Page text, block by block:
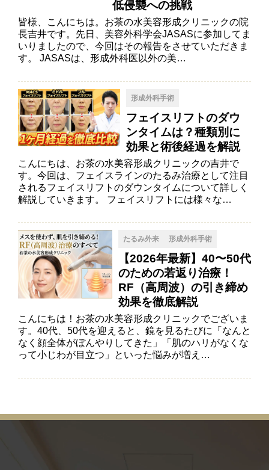
低侵襲への挑戦
皆様、こんにちは。お茶の水美容形成クリニックの院
長吉井です。先日、美容外科学会JASASに参加してま
いりましたので、今回はその報告をさせていただきま
す。 JASASは、形成外科医以外の美…
形成外科手術
フェイスリフトのダウ
ンタイムは？種類別に
効果と術後経過を解説
こんにちは、お茶の水美容形成クリニックの吉井で
す。今回は、フェイスラインのたるみ治療として注目
されるフェイスリフトのダウンタイムについて詳しく
解説していきます。 フェイスリフトには様々な…
たるみ外来 形成外科手術
【2026年最新】40〜50代
のための若返り治療！
RF（高周波）の引き締め
効果を徹底解説
こんにちは！お茶の水美容形成クリニックでございま
す。40代、50代を迎えると、鏡を見るたびに「なんと
なく顔全体がぼんやりしてきた」「肌のハリがなくな
って小じわが目立つ」といった悩みが増え…